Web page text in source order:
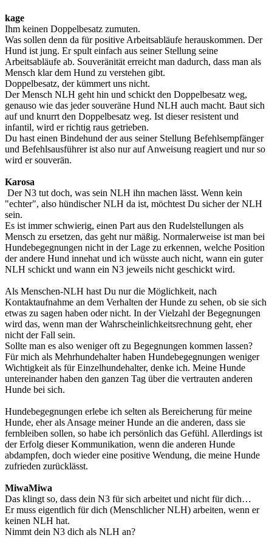
kage
Ihm keinen Doppelbesatz zumuten.
Was sollen denn da für positive Arbeitsabläufe herauskommen. Der
Hund ist jung. Er spult einfach aus seiner Stellung seine
Arbeitsabläufe ab. Souveränität erreicht man dadurch, dass man als
Mensch klar dem Hund zu verstehen gibt.
Doppelbesatz, der kümmert uns nicht.
Der Mensch NLH geht hin und schickt den Doppelbesatz weg,
genauso wie das jeder souveräne Hund NLH auch macht. Baut sich
auf und knurrt den Doppelbesatz weg. Ist dieser resistent und
infantil, wird er richtig raus getrieben.
Du hast einen Bindehund der aus seiner Stellung Befehlsempfänger
und Befehlsausführer ist also nur auf Anweisung reagiert und nur so
wird er souverän.
Karosa
Der N3 tut doch, was sein NLH ihn machen lässt. Wenn kein
"echter", also hündischer NLH da ist, möchtest Du sicher der NLH
sein.
Es ist immer schwierig, einen Part aus den Rudelstellungen als
Mensch zu ersetzen, das geht nur mäßig. Normalerweise ist man bei
Hundebegegnungen nicht in der Lage zu erkennen, welche Position
der andere Hund innehat und ich wüsste auch nicht, wann ein guter
NLH schickt und wann ein N3 jeweils nicht geschickt wird.
Als Menschen-NLH hast Du nur die Möglichkeit, nach
Kontaktaufnahme an dem Verhalten der Hunde zu sehen, ob sie sich
etwas zu sagen haben oder nicht. In der Vielzahl der Begegnungen
wird das, wenn man der Wahrscheinlichkeitsrechnung geht, eher
nicht der Fall sein.
Sollte man es also weniger oft zu Begegnungen kommen lassen?
Für mich als Mehrhundehalter haben Hundebegegnungen weniger
Wichtigkeit als für Einzelhundehalter, denke ich. Meine Hunde
untereinander haben den ganzen Tag über die vertrauten anderen
Hunde bei sich.
Hundebegegnungen erlebe ich selten als Bereicherung für meine
Hunde, eher als Ansage meiner Hunde an die anderen, dass sie
fernbleiben sollen, so habe ich persönlich das Gefühl. Allerdings ist
der Erfolg dieser Kommunikation, wenn die anderen Hunde
abdampfen, doch wieder eine positive Wendung, die meine Hunde
zufrieden zurücklässt.
MiwaMiwa
Das klingt so, dass dein N3 für sich arbeitet und nicht für dich…
Er muss eigentlich für dich (Menschlicher NLH) arbeiten, wenn er
keinen NLH hat.
Nimmt dein N3 dich als NLH an?